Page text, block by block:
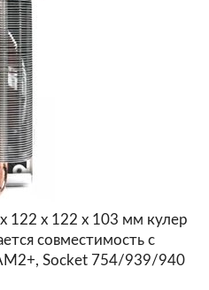
122 х 122 х 103 мм кулер
совместимость с
Socket 754/939/940